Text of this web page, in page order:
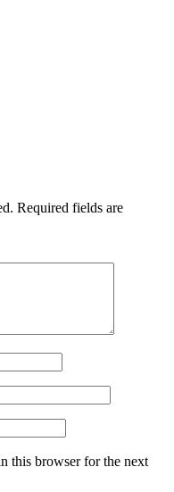
Required fields are
this browser for the next